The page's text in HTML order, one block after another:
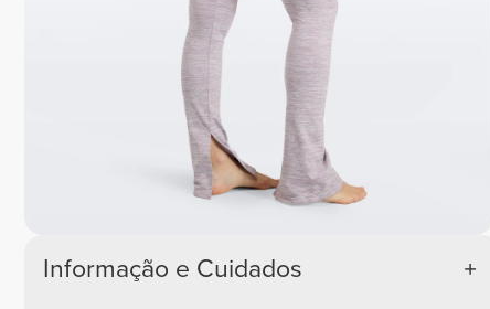
Informação e Cuidados